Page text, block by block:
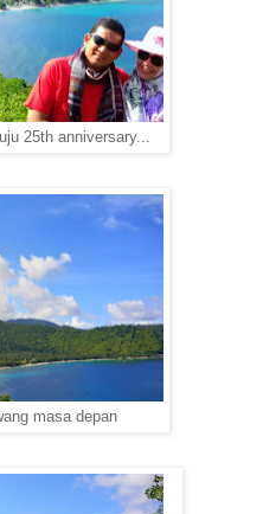
25th anniversary...
masa depan